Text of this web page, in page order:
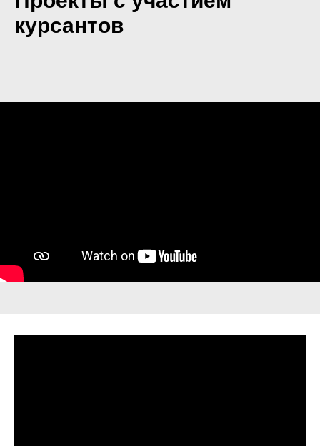
курсантов